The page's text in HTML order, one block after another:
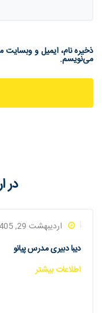
ذخیره نام، ایمیل و وبسایت
می‌نویسم.
در
اردیبهشت 29, 1405
دیبا دبیری مدرس پیانو
اطلاعات بیشتر